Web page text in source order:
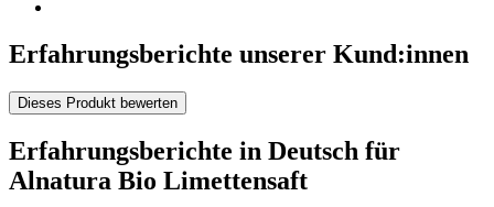
Erfahrungsberichte unserer Kund:innen
Dieses Produkt bewerten
Erfahrungsberichte in Deutsch für
Alnatura Bio Limettensaft